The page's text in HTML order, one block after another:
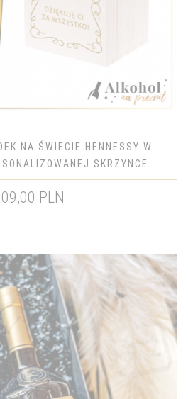
NA ŚWIECIE HENNESSY W
SKRZYNCE
PLN